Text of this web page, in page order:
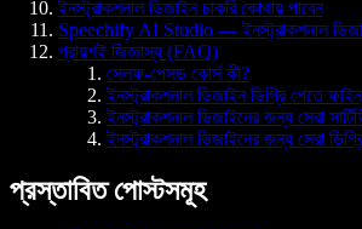
ইনস্ট্রাকশনাল ডিজাইন চাকরি কোথায় পাবেন
Speechify AI Studio — ইনস্ট্রাকশনাল
প্রায়শই জিজ্ঞাস্য (FAQ)
সেলফ-পেসড কোর্স কী?
ইনস্ট্রাকশনাল ডিজাইন ডিগ্রি পেতে
ইনস্ট্রাকশনাল ডিজাইনের জন্য সেরা
ইনস্ট্রাকশনাল ডিজাইনের জন্য সেরা
প্রস্তাবিত পোস্টসমূহ